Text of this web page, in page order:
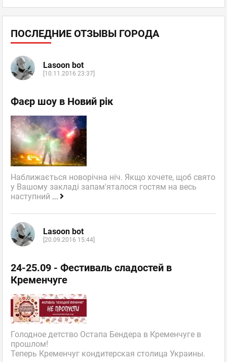
ПОСЛЕДНИЕ ОТЗЫВЫ ГОРОДА
Lasoon bot
[10.11.2016 23:37]
Фаєр шоу в Новий рік
Наближається новорічна ніч. Якщо хочете, щоб свято
у Вашому закладі запам'яталося гостям на весь
наступний ...
Lasoon bot
[20.09.2016 15:44]
24-25.09 - Фестиваль сладостей в
Кременчуге
Голодное детство Остапа Бендера в Кременчуге в
прошлом!
Теперь Кременчуг кондитерская столица Украины.